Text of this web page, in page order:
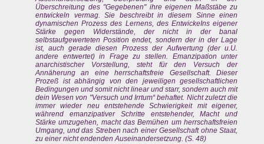
Überschreitung des "Gegebenen" ihre eigenen Maßstäbe zu
entwickeln vermag. Sie beschreibt in diesem Sinne einen
dynamischen Prozess des Lernens, des EntwickeIns eigener
Stärke gegen Widerstände, der nicht in der banal
selbstaufgewerteten Position endet, sondern der in der Lage
ist, auch gerade diesen Prozess der Aufwertung (der u.U.
andere entwertet) in Frage zu stellen. Emanzipation unter
anarchistischer Vorstellung, steht für den Versuch der
Annäherung an eine herrschaftsfreie Gesellschaft. Dieser
Prozeß ist abhängig von den jeweiligen gesellschaftlichen
Bedingungen und somit nicht linear und starr, sondern auch mit
dein Wesen von "Versuch und Irrtum“ behaftet. Nicht zuletzt die
immer wieder neu entstehende Schwierigkeit mit eigener,
während emanzipativer Schritte entstehender, Macht und
Stärke umzugehen, macht das Bemühen um herrschaftsfreien
Umgang, und das Streben nach einer Gesellschaft ohne Staat,
zu einer nicht endenden Auseinandersetzung. (S. 48)